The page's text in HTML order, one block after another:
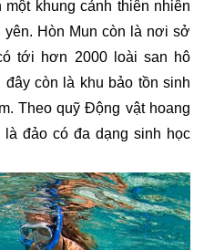
khung cảnh thiên nhiên
yên. Hòn Mun còn là nơi sở
tới hơn 2000 loài san hô
còn là khu bảo tồn sinh
Theo quỹ Động vật hoang
đảo có đa dạng sinh học